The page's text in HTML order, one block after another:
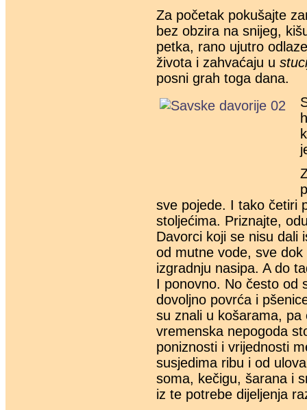
Za početak pokušajte
bez obzira na snijeg,
petka, rano ujutro
života i zahvaćaju u
posni grah toga dana.
sve pojede. I tako četiri
stoljećima. Priznajte,
Davorci koji se nisu dali
od mutne vode, sve
izgradnju nasipa. A do
I ponovno. No često od
dovoljno povrća i
su znali u košarama, pa
vremenska nepogoda
poniznosti i vrijednosti
susjedima ribu i od
soma, kečigu, šarana i
iz te potrebe dijeljenja